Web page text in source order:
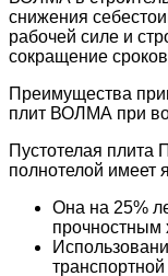
снижения
рабочей силе и
сокращение
Преимущества
плит ВОЛМА при
Пустотелая плита
полнотелой имеет
Она на 25%
прочностным
транспортной